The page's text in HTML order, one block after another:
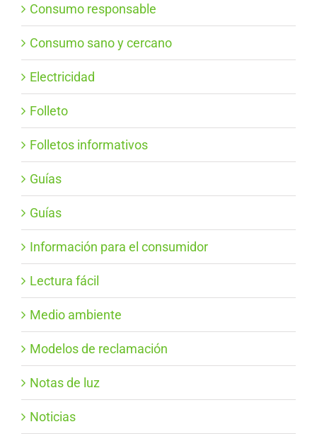
Consumo responsable
Consumo sano y cercano
Electricidad
Folleto
Folletos informativos
Guías
Guías
Información para el consumidor
Lectura fácil
Medio ambiente
Modelos de reclamación
Notas de luz
Noticias